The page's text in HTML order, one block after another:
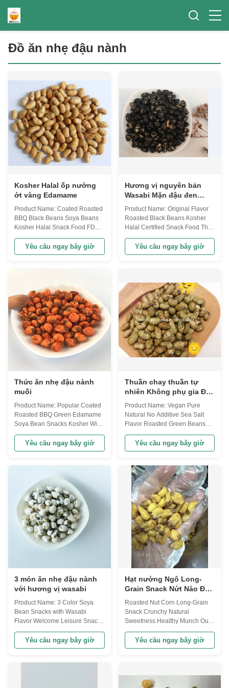
Đồ ăn nhẹ đậu nành
Kosher Halal ốp nướng
ớt vàng Edamame
Product Name: Coated Roasted
BBQ Black Beans Soya Beans
Kosher Halal Snack Food FDA
been this field for more than 10
years, and export over 50
our raw material all passed the
metal ...
Yêu cầu ngay bây giờ
Hương vị nguyên bản
Wasabi Mặn đậu đen
nướng
Product Name: Original Flavor
Roasted Black Beans Kosher
Halal Certified Snack Food The
newest technology and more
than 10 years experience, We
bean is handpicked and size
sieved, only the biggest beans
are roasted ...
Yêu cầu ngay bây giờ
Thức ăn nhẹ đậu nành
muối
Product Name: Popular Coated
Roasted BBQ Green Edamame
Soya Bean Snacks Kosher With
Halal And FDA
CertificationSnack Food The
Soybean Series We have been
We will recommend Popular
products for you according your
market Each of our raw ...
Yêu cầu ngay bây giờ
Thuần chay thuần tự
nhiên Không phụ gia Đậu
xanh rang Edamame
Hương vị muối biển
Product Name: Vegan Pure
Natural No Additive Sea Salt
Flavor Roasted Green Beans
Edamame The Soybean Series
Each soyabean is habdpicked
and size sieved,only the biggest
care on Japanese imported
production line,Physical
processing technology ensures
Yoi soy bean ...
Yêu cầu ngay bây giờ
3 món ăn nhẹ đậu nành
với hương vị wasabi
Product Name: 3 Color Soya
Bean Snacks with Wasabi
Flavor Welcome Leisure Snacks
bean raw material are all
handpicked and size sieved. We
Yêu cầu ngay bây giờ
Hạt nướng Ngô Long-
Grain Snack Nứt Nào Đẹp
Đẹp Đẹp Đẹp
Roasted Nut Corn Long-Grain
Snack Crunchy Natural
Sweetness Healthy Munch Our
grain corn variety specially
cultivated for snacking,
sweet flavor profile. Unlike
standard corn kernels, this
Yêu cầu ngay bây giờ